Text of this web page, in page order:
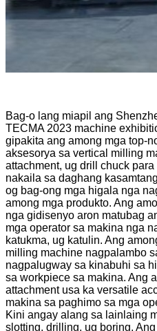
Bag-o lang miapil ang
TECMA 2023 machine
gipakita ang among mga top-
aksesorya sa vertical milling
attachment, ug drill chuck
nakaila sa daghang
og bag-ong mga higala nga
among mga produkto. Ang
nga gidisenyo aron matubag
mga operator sa makina nga
katukma, ug katulin. Ang
milling machine nagpalambo
nagpalugway sa kinabuhi sa
sa workpiece sa makina. Ang
attachment usa ka versatile
makina sa paghimo sa mga
Kini angay alang sa lainlaing
slotting, drilling, ug boring.